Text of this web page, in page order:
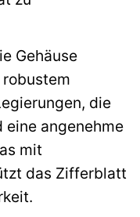
Gehäuse
die
angenehme
mit
das Zifferblatt